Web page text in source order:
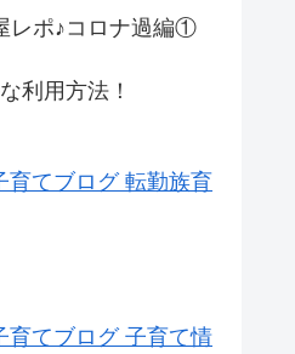
レポ♪コロナ過編①
利用方法！